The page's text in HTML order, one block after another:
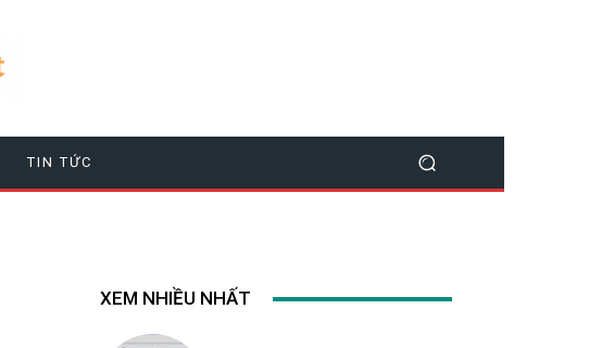
TIN TỨC
XEM NHIỀU NHẤT